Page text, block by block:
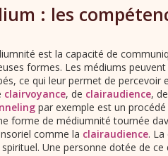
: les
est la capacité de
formes. Les médiums
ce qui leur permet de percevoir
clairvoyance, de clairaudience, de
par exemple est un
forme de médiumnité tournée
comme la clairaudience.
Une personne dotée de